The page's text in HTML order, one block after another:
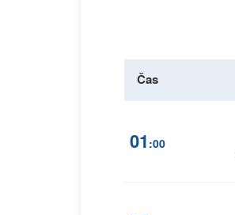
Čas
01 :00